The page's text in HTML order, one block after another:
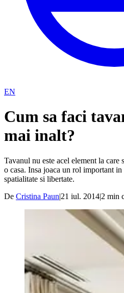
EN
Cum sa faci
mai inalt?
Tavanul nu este acel element la
o casa. Insa joaca un rol important
spatialitate si libertate.
De Cristina Paun|21 iul. 2014|2 min